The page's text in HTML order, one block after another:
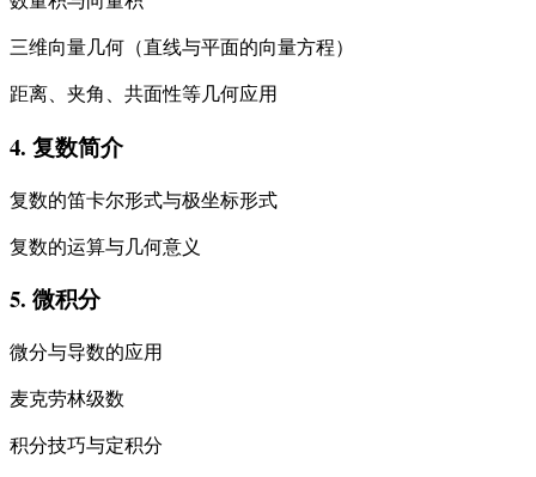
三维向量几何（直线与平面的向量方程）
距离、夹角、共面性等几何应用
4. 复数简介
复数的笛卡尔形式与极坐标形式
复数的运算与几何意义
5. 微积分
微分与导数的应用
麦克劳林级数
积分技巧与定积分